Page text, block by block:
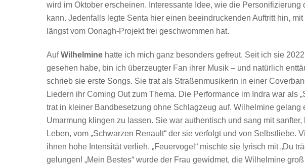
wird im Oktober erscheinen. Interessante Idee, wie die
kann. Jedenfalls legte Senta hier einen beeindruckenden Auftritt hin,
längst vom Oonagh-Projekt frei geschwommen hat.
AufWilhelmine hatte ich mich ganz besonders gefreut. Seit ich sie
gesehen habe, bin ich überzeugter Fan ihrer Musik – und natürlich
schrieb sie erste Songs. Sie trat als Straßenmusikerin in einer
Liedern ihr Coming Out zum Thema. Die Performance im Indra war als
trat in kleiner Bandbesetzung ohne Schlagzeug auf. Wilhelmine gelang
Umarmung klingen zu lassen. Sie war authentisch und sang mit
Leben, vom „Schwarzen Renault“ der sie verfolgt und von Selbstliebe.
ihnen hohe Intensität verlieh. „Feuervogel“ mischte sie lyrisch mit „Du
gelungen! „Mein Bestes“ wurde der Frau gewidmet, die Wilhelmine